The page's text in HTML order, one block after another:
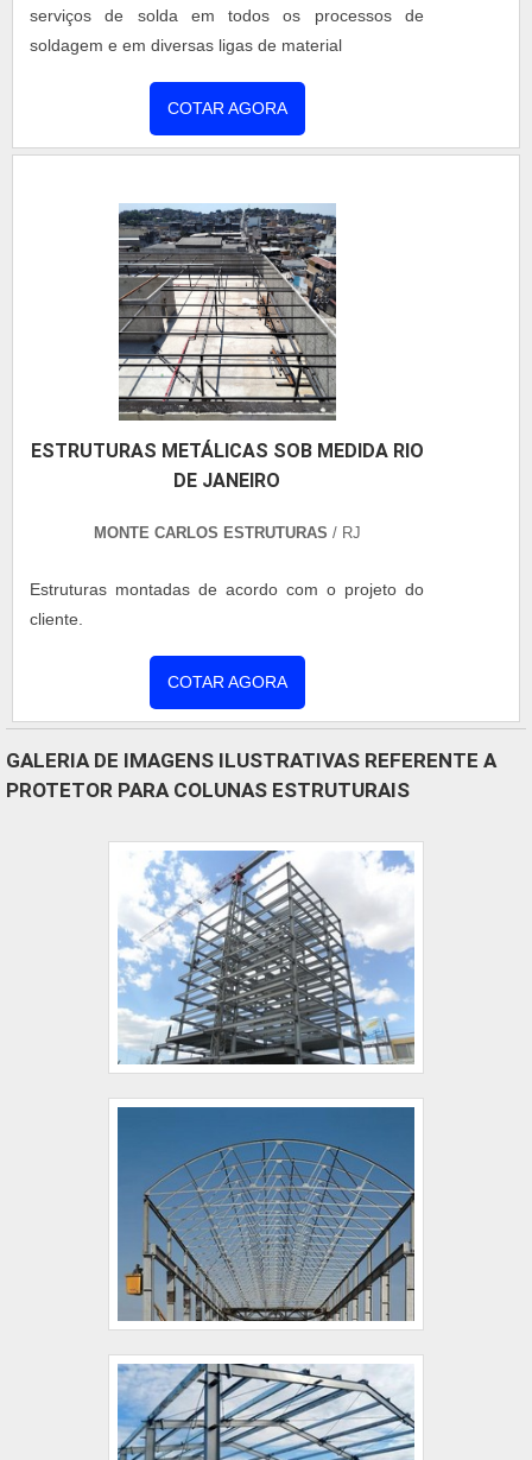
serviços de solda em todos os processos de
soldagem e em diversas ligas de material
COTAR AGORA
ESTRUTURAS METÁLICAS SOB MEDIDA RIO
DE JANEIRO
MONTE CARLOS ESTRUTURAS / RJ
Estruturas montadas de acordo com o projeto do
cliente.
COTAR AGORA
GALERIA DE IMAGENS ILUSTRATIVAS REFERENTE A
PROTETOR PARA COLUNAS ESTRUTURAIS